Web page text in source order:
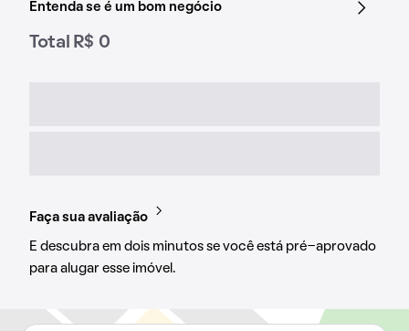
Entenda se é um bom negócio
Total R$ 0
Faça sua avaliação
E descubra em dois minutos se você está pré-aprovado
para alugar esse imóvel.